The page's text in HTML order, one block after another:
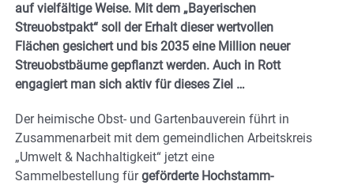
auf vielfältige Weise. Mit dem „Bayerischen
Streuobstpakt“ soll der Erhalt dieser wertvollen
Flächen gesichert und bis 2035 eine Million neuer
Streuobstbäume gepflanzt werden. Auch in Rott
engagiert man sich aktiv für dieses Ziel …
Der heimische Obst- und Gartenbauverein führt in
Zusammenarbeit mit dem gemeindlichen Arbeitskreis
„Umwelt & Nachhaltigkeit“ jetzt eine
Sammelbestellung fürgeförderte Hochstamm-